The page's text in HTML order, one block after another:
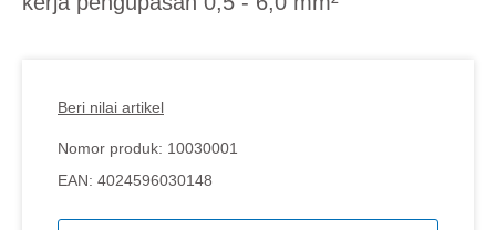
Beri nilai artikel
Nomor produk: 10030001
EAN: 4024596030148